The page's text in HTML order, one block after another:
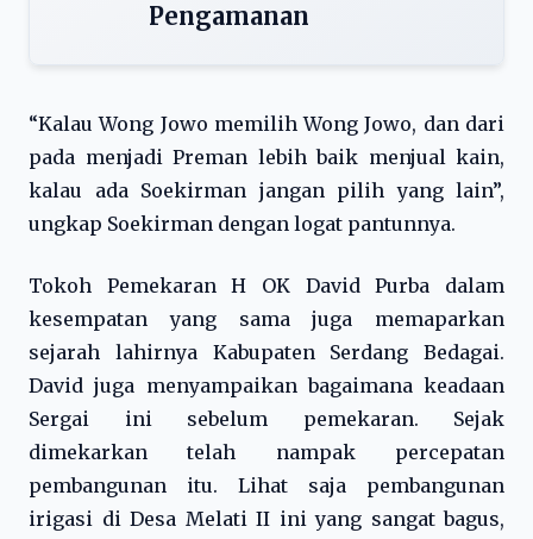
Pengamanan
“Kalau Wong Jowo memilih Wong Jowo, dan dari
pada menjadi Preman lebih baik menjual kain,
kalau ada Soekirman jangan pilih yang lain”,
ungkap Soekirman dengan logat pantunnya.
Tokoh Pemekaran H OK David Purba dalam
kesempatan yang sama juga memaparkan
sejarah lahirnya Kabupaten Serdang Bedagai.
David juga menyampaikan bagaimana keadaan
Sergai ini sebelum pemekaran. Sejak
dimekarkan telah nampak percepatan
pembangunan itu. Lihat saja pembangunan
irigasi di Desa Melati II ini yang sangat bagus,